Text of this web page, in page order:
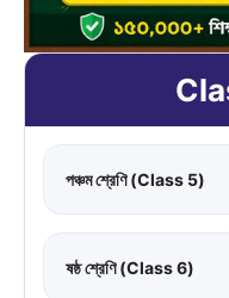
পঞ্চম শ্রেণি (Class 5)
ষষ্ঠ শ্রেণি (Class 6)